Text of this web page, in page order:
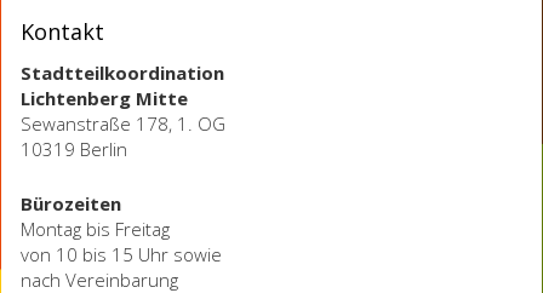
Kontakt
Stadtteilkoordination
Lichtenberg Mitte
Sewanstraße 178, 1. OG
10319 Berlin
Bürozeiten
Montag bis Freitag
von 10 bis 15 Uhr sowie
nach Vereinbarung